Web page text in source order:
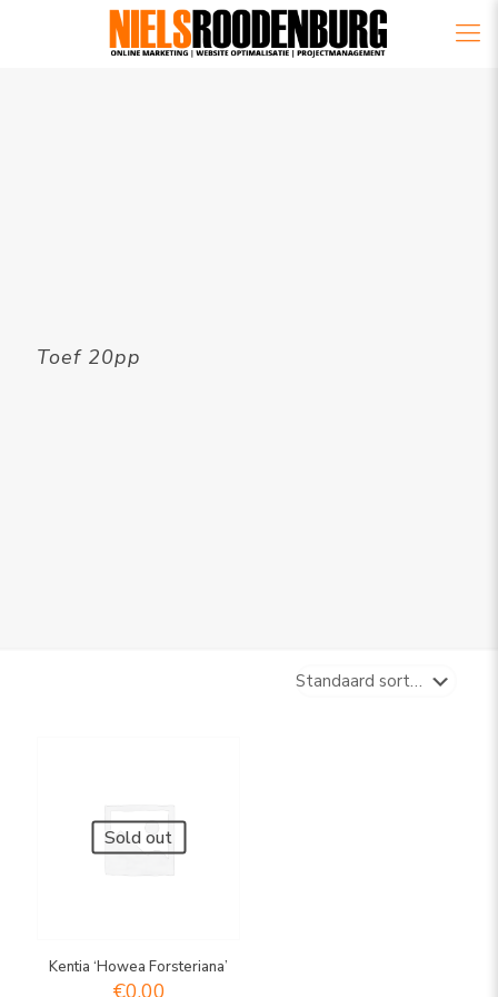
Toef 20pp
Sold out
Kentia ‘Howea Forsteriana’